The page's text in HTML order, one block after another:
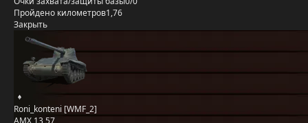
Пройдено километров1,76
Закрыть
Roni_konteni [WMF_2]
AMX 13 57